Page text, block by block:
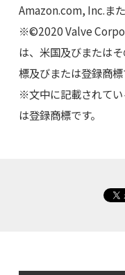
Amazon.com, Inc.ま
※©2020 Valve
は、米国及びまたは
標及びまたは登録商標
※文中に記載されて
は登録商標です。